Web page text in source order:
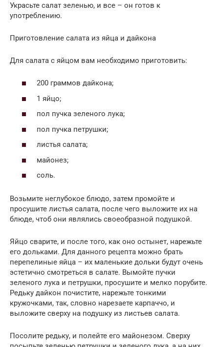
Украсьте салат зеленью, и все – он готов к
употреблению.
Приготовление салата из яйца и дайкона
Для салата с яйцом вам необходимо приготовить:
200 граммов дайкона;
1 яйцо;
пол пучка зеленого лука;
пол пучка петрушки;
листья салата;
майонез;
соль.
Возьмите неглубокое блюдо, затем промойте и
просушите листья салата, после чего выложите их на
блюде, чтоб они являлись своеобразной подушкой.
Яйцо сварите, и после того, как оно остынет, нарежьте
его дольками. Для данного рецепта можно брать
перепелиные яйца – их маленькие дольки будут очень
эстетично смотреться в салате. Вымойте пучки
зеленого лука и петрушки, просушите и мелко порубите.
Редьку дайкон почистите, нарежьте тонкими
кружочками, так, словно нарезаете карпаччо, и
выложите сверху на подушку из листьев салата.
Посолите редьку, и полейте его майонезом. Сверху